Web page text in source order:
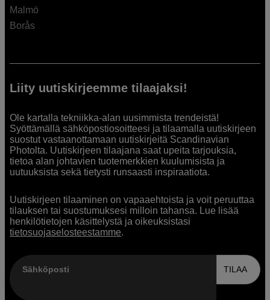
Malmö
Borås
Liity uutiskirjeemme tilaajaksi!
Ole kartalla tekniikka-alan uusimmista trendeistä!
Syöttämällä sähköpostiosoitteesi ja tilaamalla uutiskirjeen
suostut vastaanottamaan uutiskirjeitä Scandinavian
Photolta. Uutiskirjeen tilaajana saat upeita tarjouksia,
tietoa alan johtavien tuotemerkkien kuulumisista ja
uutuuksista sekä tietysti runsaasti inspiraatiota.
Uutiskirjeen tilaaminen on vapaaehtoista ja voit peruuttaa
tilauksen tai suostumuksesi milloin tahansa. Lue lisää
henkilötietojen käsittelystä ja oikeuksistasi
tietosuojaselosteestamme.
Sähköposti TILAA